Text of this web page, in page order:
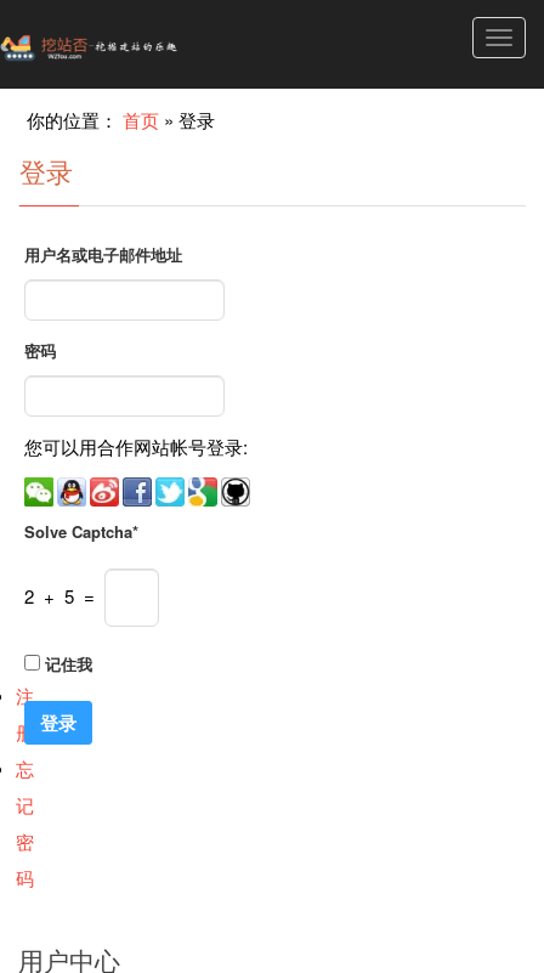
你的位置：首页 »登录
登录
用户名或电子邮件地址
密码
您可以用合作网站帐号登录:
Solve Captcha*
2 + 5 =
记住我
注
册
忘
记
密
码
用户中心